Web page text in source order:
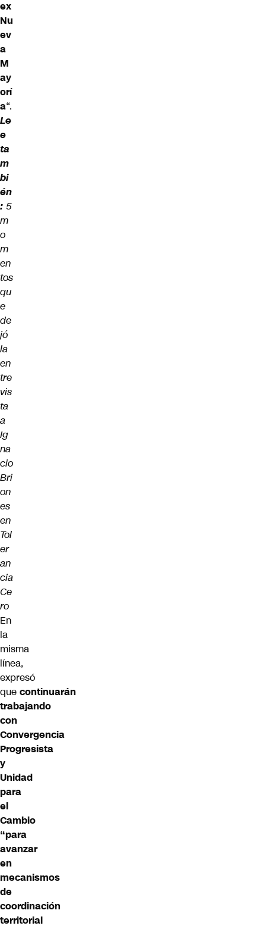
ex
Nu
ev
a
M
ay
orí
a“.
Le
e
ta
m
bi
én
: 5
m
o
m
en
tos
qu
e
de
jó
la
en
tre
vis
ta
a
Ig
na
cio
Bri
on
es
en
Tol
er
an
cia
Ce
ro
En
la
misma
línea,
expresó
que continuarán
trabajando
con
Convergencia
Progresista
y
Unidad
para
el
Cambio
“para
avanzar
en
mecanismos
de
coordinación
territorial